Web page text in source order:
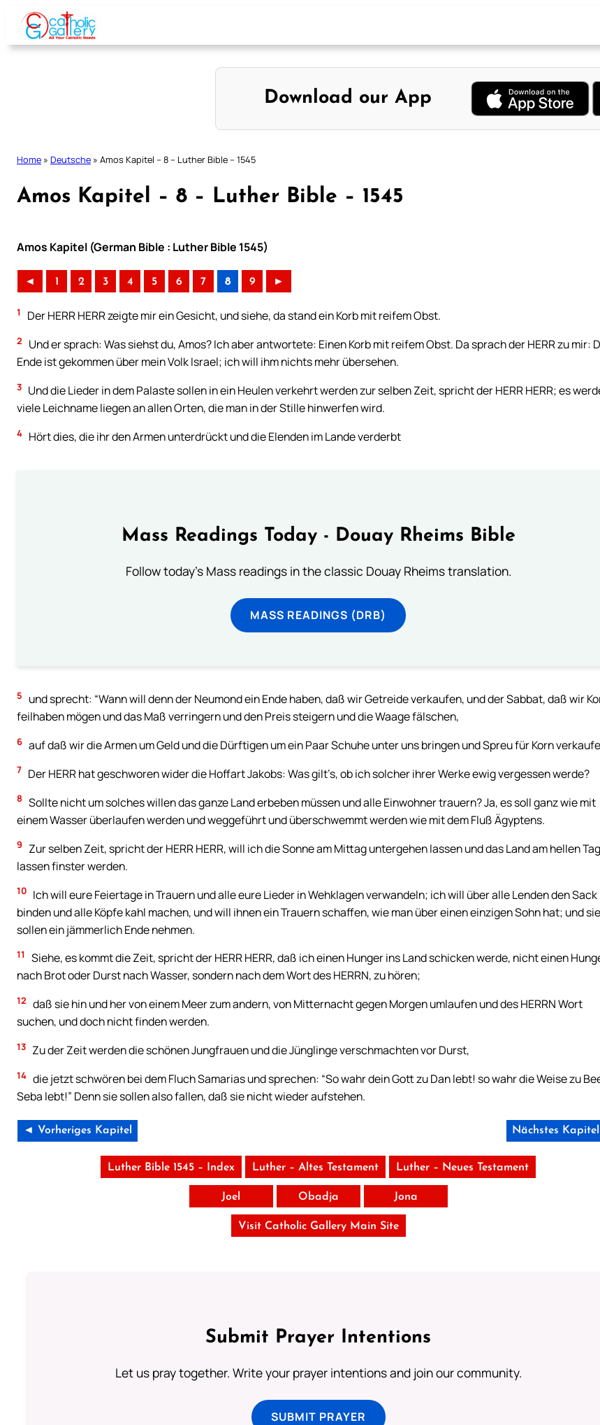
Skip
content
Download our App
Home » Deutsche » Amos Kapitel – 8 – Luther Bible – 1545
Amos Kapitel – 8 – Luther Bible – 1545
Amos Kapitel (German Bible : Luther Bible 1545)
◄ 1 2 3 4 5 6 7 8 9 ►
1 Der HERR HERR zeigte mir ein Gesicht, und siehe, da stand ein Korb mit reifem Obst.
2
Und er sprach: Was siehst du, Amos? Ich aber antwortete: Einen Korb mit reifem Obst. Da sprach der HERR zu mir:
Ende ist gekommen über mein Volk Israel; ich will ihm nichts mehr übersehen.
3 Und die Lieder in dem Palaste sollen in ein Heulen verkehrt werden zur selben Zeit, spricht der HERR HERR; es
viele Leichname liegen an allen Orten, die man in der Stille hinwerfen wird.
4 Hört dies, die ihr den Armen unterdrückt und die Elenden im Lande verderbt
Mass Readings Today - Douay Rheims Bible
Follow today's Mass readings in the classic Douay Rheims translation.
MASS READINGS (DRB)
5
und sprecht: “Wann will denn der Neumond ein Ende haben, daß wir Getreide verkaufen, und der Sabbat, daß wir
feilhaben mögen und das Maß verringern und den Preis steigern und die Waage fälschen,
6 auf daß wir die Armen um Geld und die Dürftigen um ein Paar Schuhe unter uns bringen und Spreu für Korn
7 Der HERR hat geschworen wider die Hoffart Jakobs: Was gilt’s, ob ich solcher ihrer Werke ewig vergessen werde?
8 Sollte nicht um solches willen das ganze Land erbeben müssen und alle Einwohner trauern? Ja, es soll ganz wie mit
einem Wasser überlaufen werden und weggeführt und überschwemmt werden wie mit dem Fluß Ägyptens.
9
Zur selben Zeit, spricht der HERR HERR, will ich die Sonne am Mittag untergehen lassen und das Land am hellen
lassen finster werden.
10 Ich will eure Feiertage in Trauern und alle eure Lieder in Wehklagen verwandeln; ich will über alle Lenden den Sack
binden und alle Köpfe kahl machen, und will ihnen ein Trauern schaffen, wie man über einen einzigen Sohn hat; und sie
sollen ein jämmerlich Ende nehmen.
11
Siehe, es kommt die Zeit, spricht der HERR HERR, daß ich einen Hunger ins Land schicken werde, nicht einen
nach Brot oder Durst nach Wasser, sondern nach dem Wort des HERRN, zu hören;
12 daß sie hin und her von einem Meer zum andern, von Mitternacht gegen Morgen umlaufen und des HERRN Wort
suchen, und doch nicht finden werden.
13 Zu der Zeit werden die schönen Jungfrauen und die Jünglinge verschmachten vor Durst,
14 die jetzt schwören bei dem Fluch Samarias und sprechen: “So wahr dein Gott zu Dan lebt! so wahr die Weise zu
Seba lebt!” Denn sie sollen also fallen, daß sie nicht wieder aufstehen.
◄ Vorheriges Kapitel Nächstes
Luther Bible 1545 – Index Luther – Altes Testament Luther – Neues Testament
Joel Obadja Jona
Visit Catholic Gallery Main Site
Submit Prayer Intentions
Let us pray together. Write your prayer intentions and join our community.
SUBMIT PRAYER